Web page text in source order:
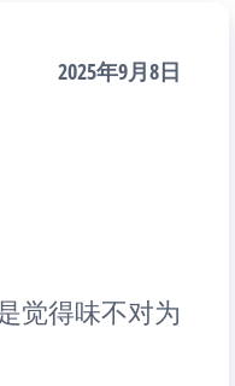
2025年9月8日
觉得味不对为